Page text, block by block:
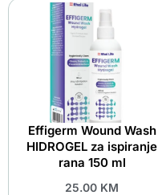
Effigerm Wound Wash
HIDROGEL za ispiranje
rana 150 ml
25.00 KM